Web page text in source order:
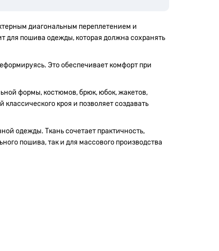
диагональным переплетением и
для пошива одежды, которая должна сохранять
Это обеспечивает комфорт при
формы, костюмов, брюк, юбок, жакетов,
кроя и позволяет создавать
одежды. Ткань сочетает практичность,
пошива, так и для массового производства